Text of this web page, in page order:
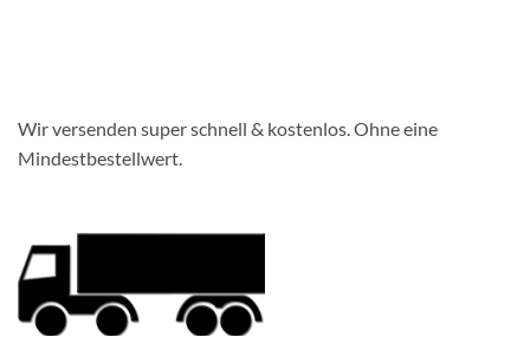
Wir versenden super schnell & kostenlos. Ohne eine
Mindestbestellwert.